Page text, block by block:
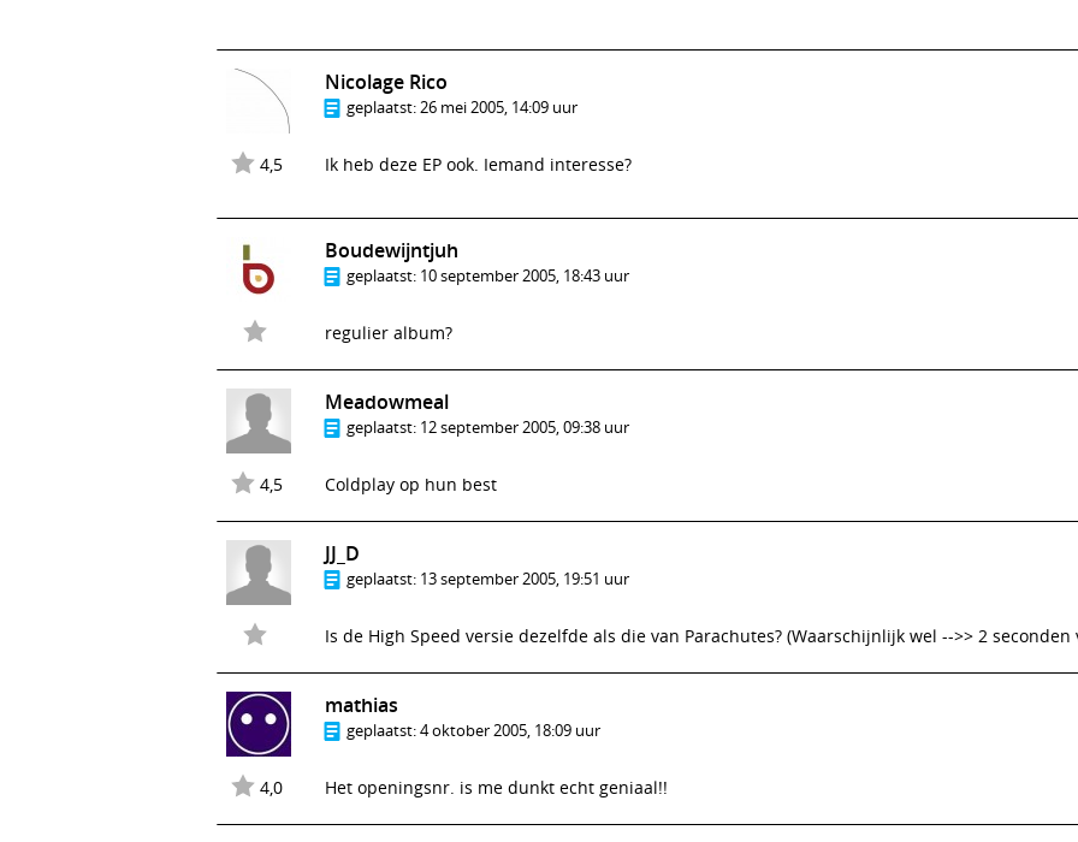
4,5
Nicolage Rico
geplaatst:26 mei 2005, 14:09 uur
Ik heb deze EP ook. Iemand interesse?
Boudewijntjuh
geplaatst: 10 september 2005, 18:43 uur
regulier album?
4,5
Meadowmeal
geplaatst: 12 september 2005, 09:38 uur
Coldplay op hun best
JJ_D
geplaatst: 13 september 2005, 19:51 uur
Is de High Speed versie dezelfde als die van Parachutes? (Waarschijnlijk wel -->> 2 seconden
4,0
mathias
geplaatst:4 oktober 2005, 18:09 uur
Het openingsnr. is me dunkt echt geniaal!!